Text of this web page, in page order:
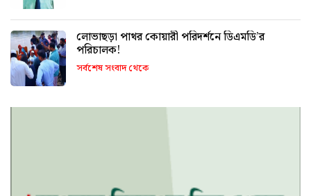
লোভাছড়া পাথর কোয়ারী পরিদর্শনে ডিএমডি’র
পরিচালক!
সর্বশেষ সংবাদ থেকে